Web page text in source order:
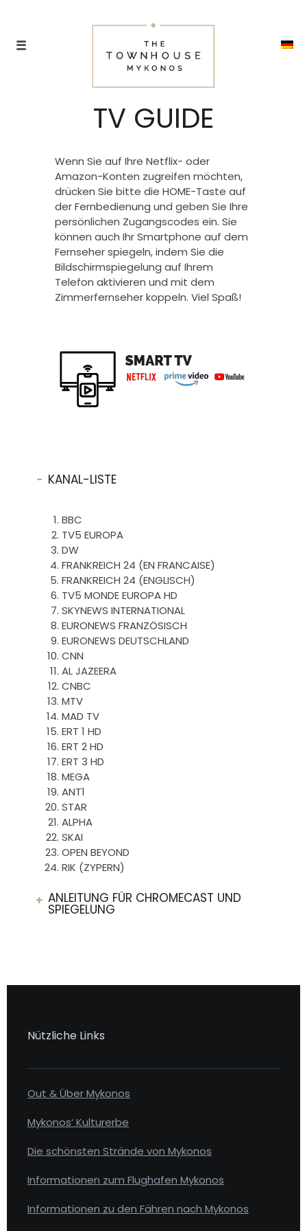
TV GUIDE
Wenn Sie auf Ihre Netflix- oder
Amazon-Konten zugreifen möchten,
drücken Sie bitte die HOME-Taste auf
der Fernbedienung und geben Sie Ihre
persönlichen Zugangscodes ein. Sie
können auch Ihr Smartphone auf dem
Fernseher spiegeln, indem Sie die
Bildschirmspiegelung auf Ihrem
Telefon aktivieren und mit dem
Zimmerfernseher koppeln. Viel Spaß!
KANAL-LISTE
BBC
TV5 EUROPA
DW
FRANKREICH 24 (EN FRANCAISE)
FRANKREICH 24 (ENGLISCH)
TV5 MONDE EUROPA HD
SKYNEWS INTERNATIONAL
EURONEWS FRANZÖSISCH
EURONEWS DEUTSCHLAND
CNN
AL JAZEERA
CNBC
MTV
MAD TV
ERT 1 HD
ERT 2 HD
ERT 3 HD
MEGA
ANT1
STAR
ALPHA
SKAI
OPEN BEYOND
RIK (ZYPERN)
ANLEITUNG FÜR CHROMECAST UND
SPIEGELUNG
Nützliche Links
Out & Über Mykonos
Mykonos‘ Kulturerbe
Die schönsten Strände von Mykonos
Informationen zum Flughafen Mykonos
Informationen zu den Fähren nach Mykonos